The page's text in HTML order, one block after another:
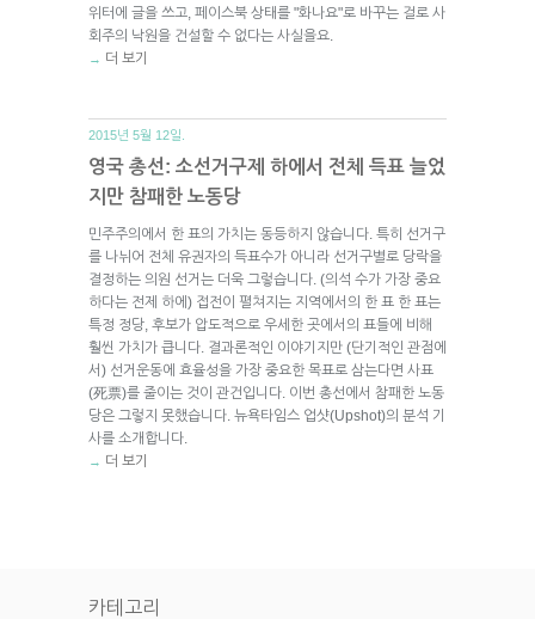
위터에 글을 쓰고, 페이스북 상태를 "화나요"로 바꾸는 걸로 사
회주의 낙원을 건설할 수 없다는 사실을요.
→ 더 보기
2015년 5월 12일.
영국 총선: 소선거구제 하에서 전체 득표 늘었
지만 참패한 노동당
민주주의에서 한 표의 가치는 동등하지 않습니다. 특히 선거구
를 나뉘어 전체 유권자의 득표수가 아니라 선거구별로 당락을
결정하는 의원 선거는 더욱 그렇습니다. (의석 수가 가장 중요
하다는 전제 하에) 접전이 펼쳐지는 지역에서의 한 표 한 표는
특정 정당, 후보가 압도적으로 우세한 곳에서의 표들에 비해
훨씬 가치가 큽니다. 결과론적인 이야기지만 (단기적인 관점에
서) 선거운동에 효율성을 가장 중요한 목표로 삼는다면 사표
(死票)를 줄이는 것이 관건입니다. 이번 총선에서 참패한 노동
당은 그렇지 못했습니다. 뉴욕타임스 업샷(Upshot)의 분석 기
사를 소개합니다.
→ 더 보기
카테고리